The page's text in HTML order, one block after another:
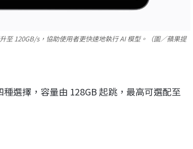
至 120GB/s，協助使用者更快速地執行 AI 模型。（圖／蘋果提
選擇，容量由 128GB 起跳，最高可選配至